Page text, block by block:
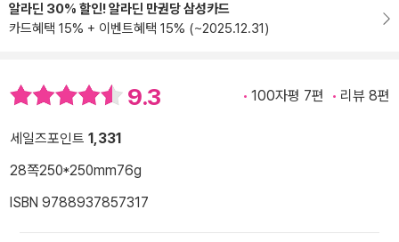
알라딘 30% 할인! 알라딘 만권당 삼성카드
카드혜택 15% + 이벤트혜택 15% (~2025.12.31)
9.3 100자평 7편 리뷰 8편
세일즈포인트 1,331
28쪽250*250mm76g
ISBN 9788937857317